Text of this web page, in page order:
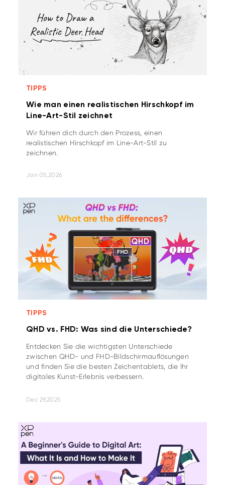
TIPPS
Wie man einen realistischen Hirschkopf im
Line-Art-Stil zeichnet
Wir führen dich durch den Prozess, einen
realistischen Hirschkopf im Line-Art-Stil zu
zeichnen.
Jan 05,2026
TIPPS
QHD vs. FHD: Was sind die Unterschiede?
Entdecken Sie die wichtigsten Unterschiede
zwischen QHD- und FHD-Bildschirmauflösungen
und finden Sie die besten Zeichentablets, die Ihr
digitales Kunst-Erlebnis verbessern.
Dec 29,2025